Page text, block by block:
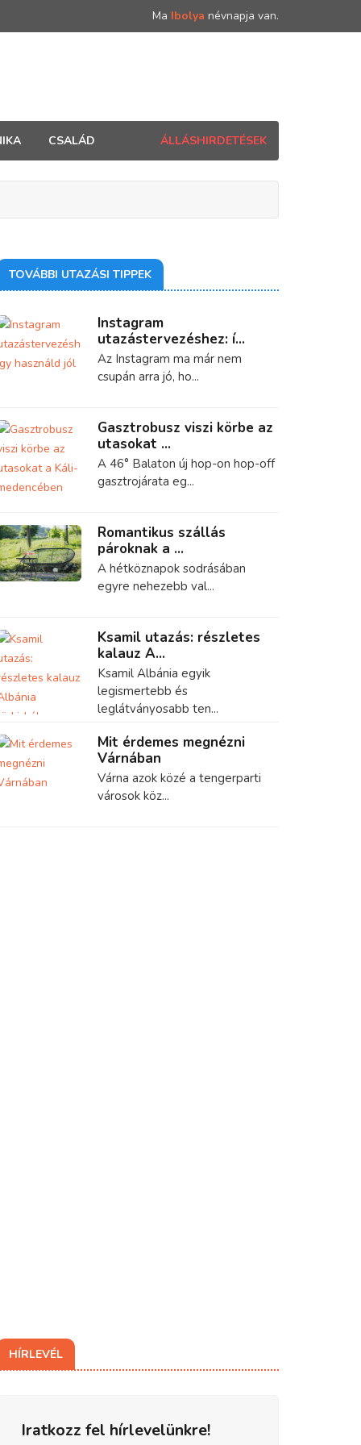
Ma Ibolya névnapja van.
CSALÁD ÁLLÁSHIRDETÉSEK
TOVÁBBI UTAZÁSI TIPPEK
Instagram
utazástervezéshez: í...
Az Instagram ma már nem
csupán arra jó, ho...
Gasztrobusz viszi körbe az
utasokat ...
A 46° Balaton új hop-on hop-off
gasztrojárata eg...
Romantikus szállás
pároknak a ...
A hétköznapok sodrásában
egyre nehezebb val...
Ksamil utazás: részletes
kalauz A...
Ksamil Albánia egyik
legismertebb és
leglátványosabb ten...
Mit érdemes megnézni
Várnában
Várna azok közé a tengerparti
városok köz...
HÍRLEVÉL
Iratkozz fel hírlevelünkre!